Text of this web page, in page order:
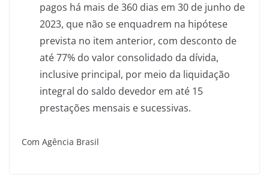
pagos há mais de 360 dias em 30 de junho de
2023, que não se enquadrem na hipótese
prevista no item anterior, com desconto de
até 77% do valor consolidado da dívida,
inclusive principal, por meio da liquidação
integral do saldo devedor em até 15
prestações mensais e sucessivas.
Com Agência Brasil